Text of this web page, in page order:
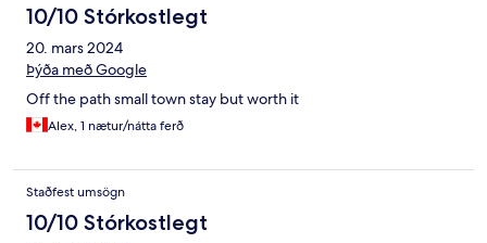
10/10 Stórkostlegt
20. mars 2024
Þýða með Google
Off the path small town stay but worth it
Alex, 1 nætur/nátta ferð
Staðfest umsögn
10/10 Stórkostlegt